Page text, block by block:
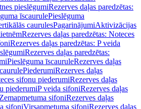
pieslēgumiRezerves daļas paredzētas:
īscaurulePieslēguma
caurulesPagarinājumiAktivizācijas
Rezerves daļas paredzētas: Noteces
Rezerves daļas paredzētas: P veida
Rezerves daļas paredzētas:
Pieslēguma īscauruleRezerves daļas
PiederumiRezerves daļas
sifonu piederumiRezerves daļas
piederumiP veida sifoniRezerves daļas
Zemapmetuma sifoniRezerves daļas
sifoniVirsapmetuma sifoniRezerves daļas